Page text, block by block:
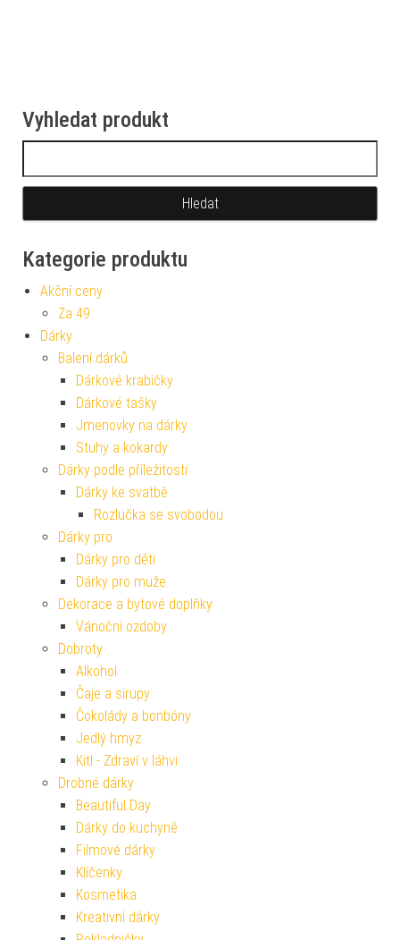
Vyhledat produkt
Kategorie produktu
Akční ceny
Za 49
Dárky
Balení dárků
Dárkové krabičky
Dárkové tašky
Jmenovky na dárky
Stuhy a kokardy
Dárky podle příležitosti
Dárky ke svatbě
Rozlučka se svobodou
Dárky pro
Dárky pro děti
Dárky pro muže
Dekorace a bytové doplňky
Vánoční ozdoby
Dobroty
Alkohol
Čaje a sirupy
Čokolády a bonbóny
Jedlý hmyz
Kitl - Zdraví v láhvi
Drobné dárky
Beautiful Day
Dárky do kuchyně
Filmové dárky
Klíčenky
Kosmetika
Kreativní dárky